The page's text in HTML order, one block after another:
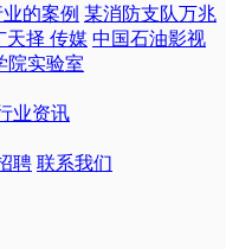
的案例 某消防支队万兆
天择 传媒 中国石油影视
院实验室
业资讯
聘 联系我们